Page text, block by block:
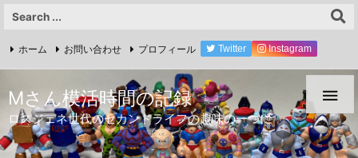

ホーム お問い合わせ プロフィール Twitter Instagram
Mさん模活時間の記録
ロスジェネ世代のセカンドライフの趣味の一つに